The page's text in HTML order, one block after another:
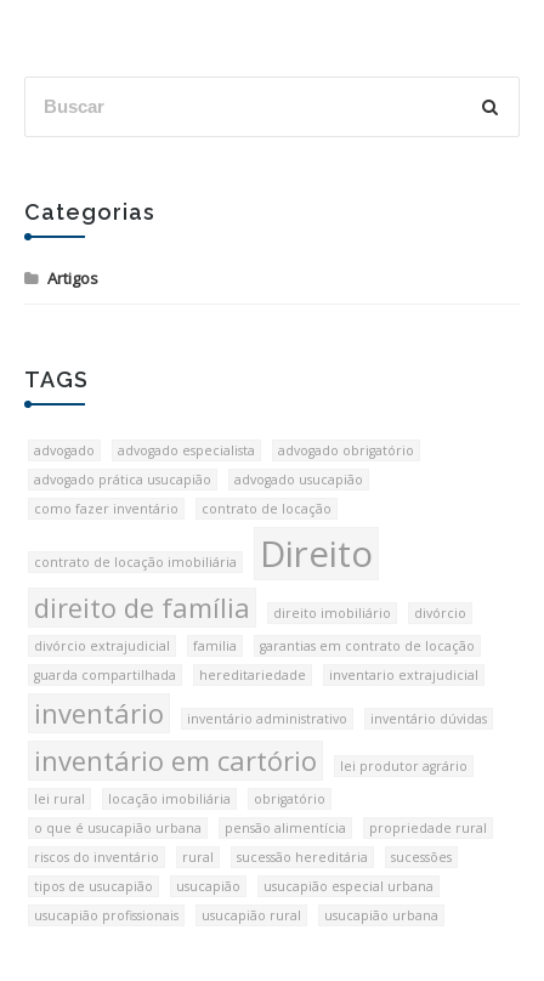
Categorias
Artigos
TAGS
advogado advogado especialista
advogado obrigatório
advogado prática usucapião
advogado usucapião
como fazer inventário
contrato de locação
contrato de locação imobiliária Direito
direito de família direito imobiliário
divórcio
divórcio extrajudicial
familia
garantias em contrato de locação
guarda compartilhada
hereditariedade inventario extrajudicial
inventário inventário administrativo inventário dúvidas
inventário em cartório
lei produtor agrário
lei rural
locação imobiliária
obrigatório
o que é usucapião urbana
pensão alimentícia
propriedade rural
riscos do inventário
rural sucessão hereditária
sucessões
tipos de usucapião
usucapião
usucapião especial urbana
usucapião profissionais
usucapião rural usucapião urbana